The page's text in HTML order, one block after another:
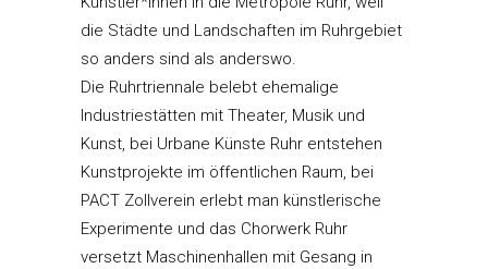
die Städte und Landschaften im Ruhrgebiet
so anders sind als anderswo.
Die Ruhrtriennale belebt ehemalige
Industriestätten mit Theater, Musik und
Kunst, bei Urbane Künste Ruhr entstehen
Kunstprojekte im öffentlichen Raum, bei
PACT Zollverein erlebt man künstlerische
Experimente und das Chorwerk Ruhr
versetzt Maschinenhallen mit Gesang in